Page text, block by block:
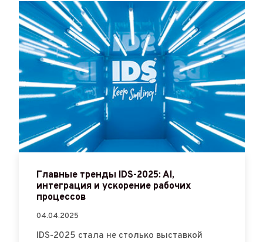
Главные тренды IDS-2025: AI,
интеграция и ускорение рабочих
процессов
04.04.2025
IDS-2025 стала не столько выставкой